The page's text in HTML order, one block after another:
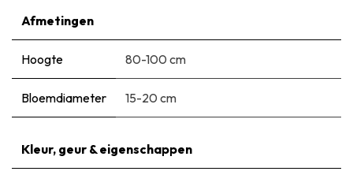
Afmetingen
Hoogte 80-100 cm
Bloemdiameter 15-20 cm
Kleur, geur & eigenschappen